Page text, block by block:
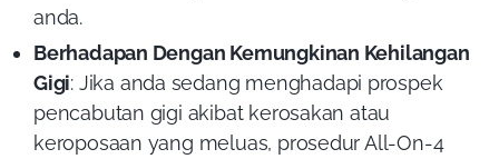
anda.
Berhadapan Dengan Kemungkinan Kehilangan
Gigi: Jika anda sedang menghadapi prospek
pencabutan gigi akibat kerosakan atau
keroposaan yang meluas, prosedur All-On-4